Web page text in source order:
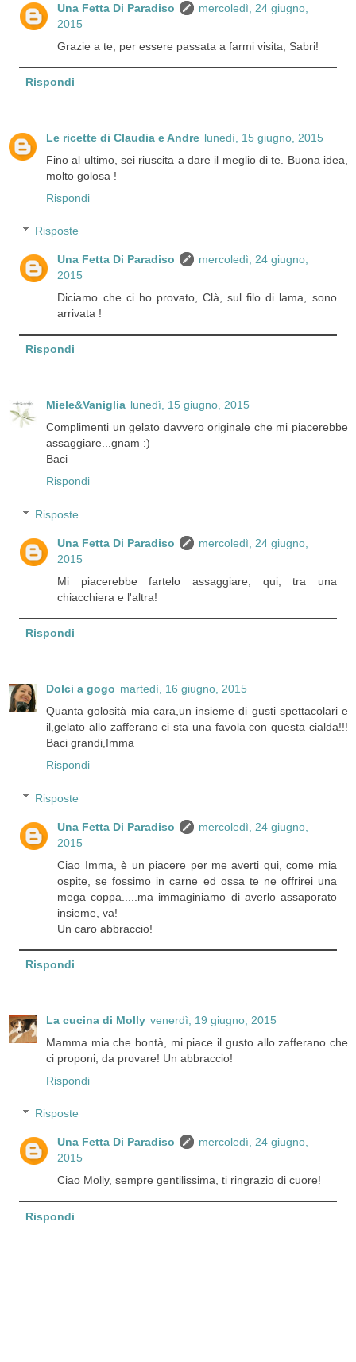
Una Fetta Di Paradiso
mercoledì, 24 giugno,
2015
Grazie a te, per essere passata a farmi visita, Sabri!
Rispondi
Le ricette di Claudia e Andre lunedì, 15 giugno, 2015
Fino al ultimo, sei riuscita a dare il meglio di te. Buona idea,
molto golosa !
Rispondi
Risposte
Una Fetta Di Paradiso
mercoledì, 24 giugno,
2015
Diciamo che ci ho provato, Clà, sul filo di lama, sono
arrivata !
Rispondi
Miele&Vaniglia lunedì, 15 giugno, 2015
Complimenti un gelato davvero originale che mi piacerebbe
assaggiare...gnam :)
Baci
Rispondi
Risposte
Una Fetta Di Paradiso
mercoledì, 24 giugno,
2015
Mi piacerebbe fartelo assaggiare, qui, tra una
chiacchiera e l'altra!
Rispondi
Dolci a gogo martedì, 16 giugno, 2015
Quanta golosità mia cara,un insieme di gusti spettacolari e
il,gelato allo zafferano ci sta una favola con questa cialda!!!
Baci grandi,Imma
Rispondi
Risposte
Una Fetta Di Paradiso
mercoledì, 24 giugno,
2015
Ciao Imma, è un piacere per me averti qui, come mia
ospite, se fossimo in carne ed ossa te ne offrirei una
mega coppa.....ma immaginiamo di averlo assaporato
insieme, va!
Un caro abbraccio!
Rispondi
La cucina di Molly venerdì, 19 giugno, 2015
Mamma mia che bontà, mi piace il gusto allo zafferano che
ci proponi, da provare! Un abbraccio!
Rispondi
Risposte
Una Fetta Di Paradiso
mercoledì, 24 giugno,
2015
Ciao Molly, sempre gentilissima, ti ringrazio di cuore!
Rispondi